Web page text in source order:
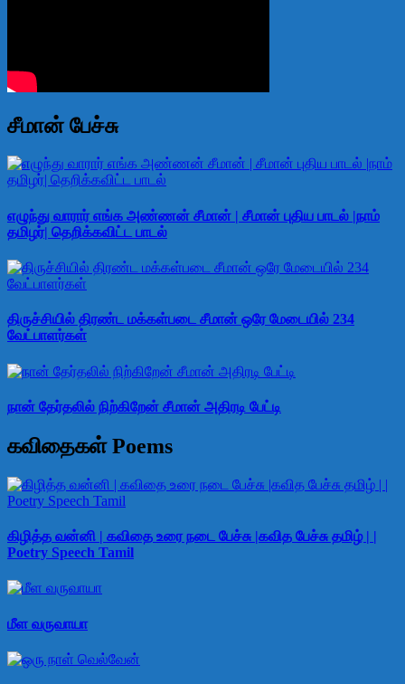
சீமான் பேச்சு
எழுந்து வாரார் எங்க அண்ணன் சீமான் | சீமான் புதிய பாடல் |நாம்
தமிழர்| தெறிக்கவிட்ட பாடல்
திருச்சியில் திரண்ட மக்கள்படை சீமான் ஒரே மேடையில் 234
வேட்பாளர்கள்
நான் தேர்தலில் நிற்கிறேன் சீமான் அதிரடி பேட்டி
கவிதைகள் Poems
கிழித்த வன்னி | கவிதை உரை நடை பேச்சு |கவித பேச்சு தமிழ் | |
Poetry Speech Tamil
மீள வருவாயா